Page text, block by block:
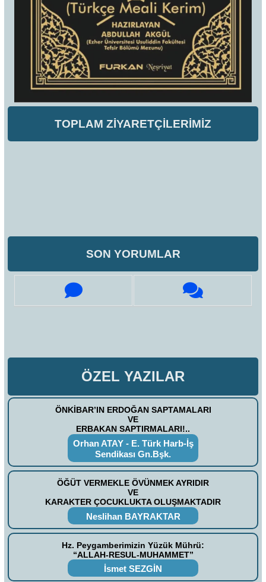
TOPLAM ZİYARETÇİLERİMİZ
SON YORUMLAR
ÖZEL YAZILAR
ÖNKİBAR’IN ERDOĞAN SAPTAMALARI
VE
ERBAKAN SAPTIRMALARI!..
Orhan ATAY - E. Türk Harb-İş
Sendikası Gn.Bşk.
ÖĞÜT VERMEKLE ÖVÜNMEK AYRIDIR
VE
KARAKTER ÇOCUKLUKTA OLUŞMAKTADIR
Neslihan BAYRAKTAR
Hz. Peygamberimizin Yüzük Mührü:
“ALLAH-RESUL-MUHAMMET”
İsmet SEZGİN